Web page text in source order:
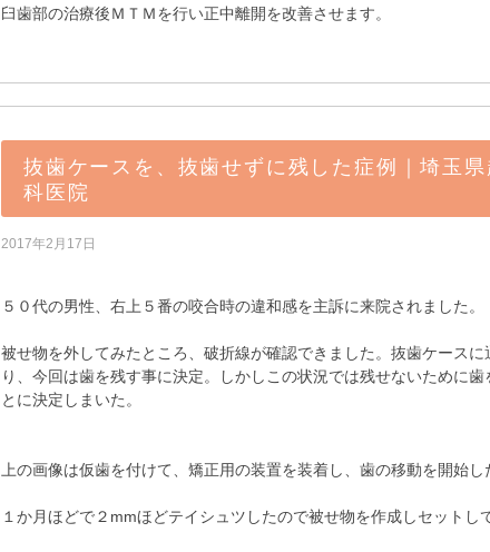
臼歯部の治療後ＭＴＭを行い正中離開を改善させます。
抜歯ケースを、抜歯せずに残した症例｜埼玉
科医院
2017年2月17日
５０代の男性、右上５番の咬合時の違和感を主訴に来院されました。
被せ物を外してみたところ、破折線が確認できました。抜歯ケース
り、今回は歯を残す事に決定。しかしこの状況では残せないために
とに決定しまいた。
上の画像は仮歯を付けて、矯正用の装置を装着し、歯の移動を開始し
１か月ほどで２mmほどテイシュツしたので被せ物を作成しセットし